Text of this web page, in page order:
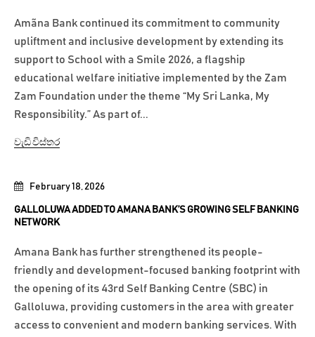
February 18, 2026
GALLOLUWA ADDED TO AMANA BANK’S GROWING SELF BANKING
NETWORK
Amana Bank has further strengthened its people-
friendly and development-focused banking footprint with
the opening of its 43rd Self Banking Centre (SBC) in
Galloluwa, providing customers in the area with greater
access to convenient and modern banking services. With
Amãna Bank continued its commitment to community
upliftment and inclusive development by extending its
support to School with a Smile 2026, a flagship
educational welfare initiative implemented by the Zam
Zam Foundation under the theme “My Sri Lanka, My
Responsibility.” As part of...
වැඩි විස්තර